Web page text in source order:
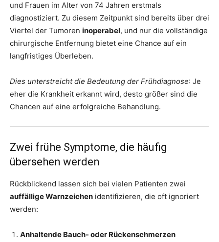
und Frauen im Alter von 74 Jahren erstmals
diagnostiziert. Zu diesem Zeitpunkt sind bereits über drei
Viertel der Tumoren inoperabel, und nur die vollständige
chirurgische Entfernung bietet eine Chance auf ein
langfristiges Überleben.
Dies unterstreicht die Bedeutung der Frühdiagnose: Je
eher die Krankheit erkannt wird, desto größer sind die
Chancen auf eine erfolgreiche Behandlung.
Zwei frühe Symptome, die häufig
übersehen werden
Rückblickend lassen sich bei vielen Patienten zwei
auffällige Warnzeichen identifizieren, die oft ignoriert
werden:
Anhaltende Bauch- oder Rückenschmerzen